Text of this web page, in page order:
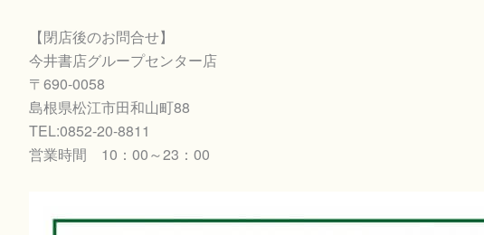
【閉店後のお問合せ】
今井書店グループセンター店
〒690-0058
島根県松江市田和山町88
TEL:0852-20-8811
営業時間 10：00～23：00